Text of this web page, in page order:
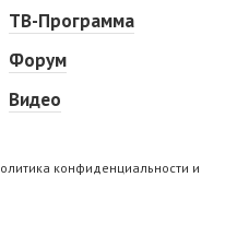
ТВ-Программа
Форум
Видео
конфиденциальности и